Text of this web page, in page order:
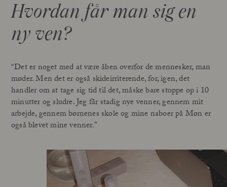
Hvordan får man sig en
ny ven?
“Det er noget med at være åben overfor de mennesker, man
møder. Men det er også skideirriterende, for, igen, det
handler om at tage sig tid til det, måske bare stoppe op i 10
minutter og sludre. Jeg får stadig nye venner, gennem mit
arbejde, gennem børnenes skole og mine naboer på Møn er
også blevet mine venner.”